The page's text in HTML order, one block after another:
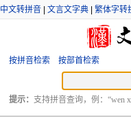
中文转拼音 文言文字典 繁体字转
按拼音检索 按部首检索
提示： 支持拼音查询，例：“wen